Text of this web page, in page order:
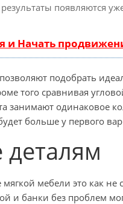
появляются
и Начать
подобрать
того сравнивая
занимают одинаковое
больше у первого
мебели это как не
и банки без проблем